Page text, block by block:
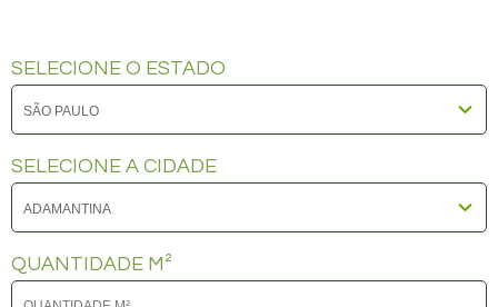
SELECIONE O ESTADO
SELECIONE A CIDADE
QUANTIDADE M²